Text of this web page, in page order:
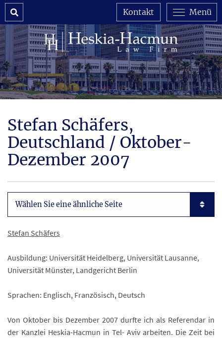
Search Menü
Kontakt
Stefan Schäfers,
Deutschland / Oktober-
Dezember 2007
Stefan Schäfers
Ausbildung: Universität Heidelberg, Universität Lausanne,
Universität Münster, Landgericht Berlin
Sprachen: Englisch, Französisch, Deutsch
Von Oktober bis Dezember 2007 durfte ich als Referendar in
der Kanzlei Heskia-Hacmun in Tel- Aviv arbeiten. Die Zeit bei